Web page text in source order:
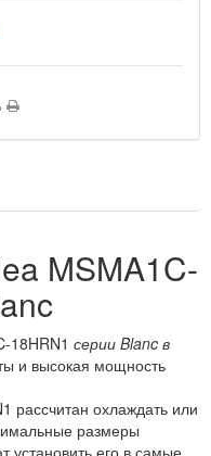
MSMA1C-
18HRN1 серии Blanc в
и высокая мощность
рассчитан охлаждать или
размеры
установить его в самые